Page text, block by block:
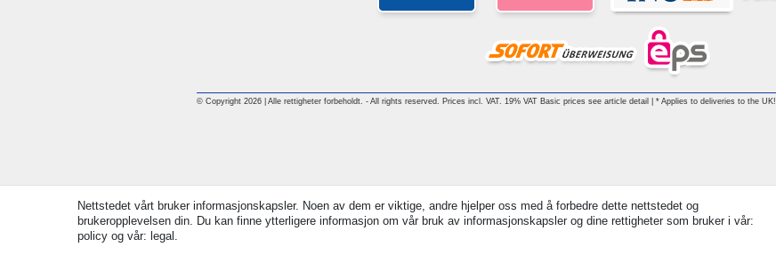
© Copyright 2026 | Alle rettigheter forbeholdt. - All rights reserved. Prices incl. VAT. 19% VAT Basic prices see article detail | * Applies to deliveries to the UK!
Nettstedet vårt bruker informasjonskapsler. Noen av dem er viktige, andre hjelper oss med å forbedre dette nettstedet og
brukeropplevelsen din. Du kan finne ytterligere informasjon om vår bruk av informasjonskapsler og dine rettigheter som bruker i vår:
policy og vår: legal.